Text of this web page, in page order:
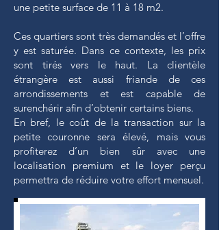
une petite surface de 11 à 18 m2.
Ces quartiers sont très demandés et l’offre
y est saturée. Dans ce contexte, les prix
sont tirés vers le haut. La clientèle
étrangère est aussi friande de ces
arrondissements et est capable de
surenchérir afin d’obtenir certains biens.
En bref, le coût de la transaction sur la
petite couronne sera élevé, mais vous
profiterez d’un bien sûr avec une
localisation premium et le loyer perçu
permettra de réduire votre effort mensuel.